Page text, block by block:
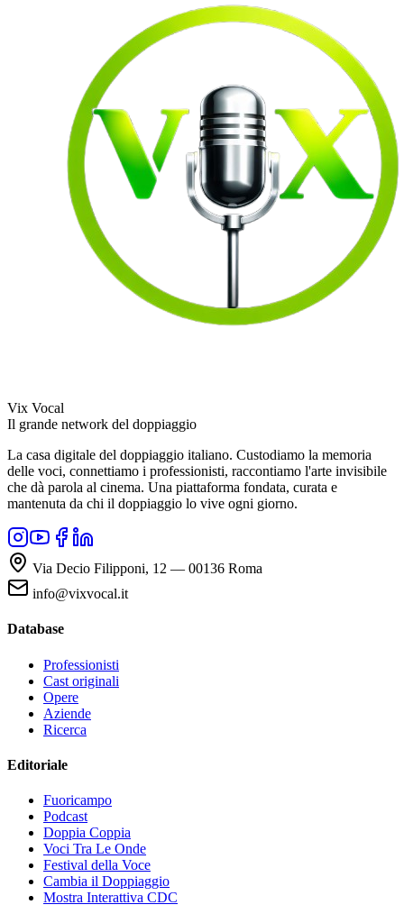
Vix Vocal
Il grande network del doppiaggio
La casa digitale del doppiaggio italiano. Custodiamo la memoria
delle voci, connettiamo i professionisti, raccontiamo l'arte invisibile
che dà parola al cinema. Una piattaforma fondata, curata e
mantenuta da chi il doppiaggio lo vive ogni giorno.
Via Decio Filipponi, 12 — 00136 Roma
info@vixvocal.it
Database
Professionisti
Cast originali
Opere
Aziende
Ricerca
Editoriale
Fuoricampo
Podcast
Doppia Coppia
Voci Tra Le Onde
Festival della Voce
Cambia il Doppiaggio
Mostra Interattiva CDC